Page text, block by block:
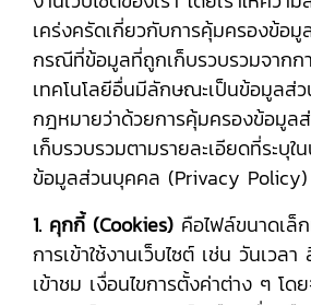
เคร่งครัดเกี่ยวกับการคุ้มครองข้อ
กรณีที่ข้อมูลที่ถูกเก็บรวบรวมจากก
เทคโนโลยีอื่นมีลักษณะเป็นข้อมูลส่
กฎหมายว่าด้วยการคุ้มครองข้อมูล
เก็บรวบรวมตามรายละเอียดที่ระบุ
ข้อมูลส่วนบุคคล (Privacy Policy)
1. คุกกี้ (Cookies) คือไฟล์ขนาดเล็
การเข้าใช้งานเว็บไซต์ เช่น วันเว
เข้าชม เงื่อนไขการตั้งค่าต่าง ๆ โด